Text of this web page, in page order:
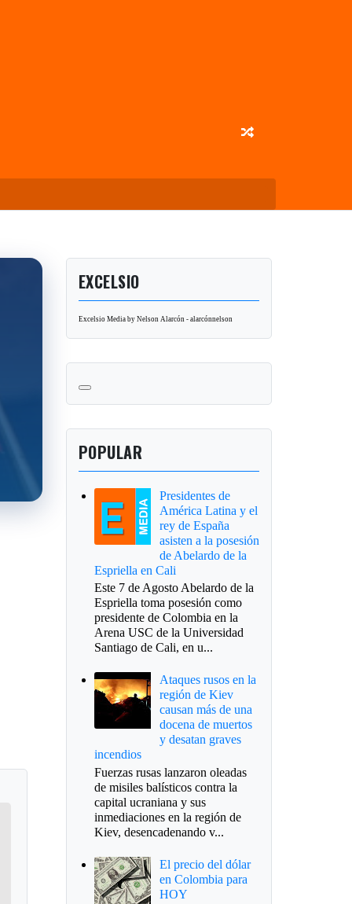
EXCELSIO
Excelsio Media by Nelson Alarcón - alarcónnelson
POPULAR
Presidentes de
América Latina y el
rey de España
asisten a la posesión
de Abelardo de la
Espriella en Cali
Este 7 de Agosto Abelardo de la
Espriella toma posesión como
presidente de Colombia en la
Arena USC de la Universidad
Santiago de Cali, en u...
Ataques rusos en la
región de Kiev
causan más de una
docena de muertos
y desatan graves
incendios
Fuerzas rusas lanzaron oleadas
de misiles balísticos contra la
capital ucraniana y sus
inmediaciones en la región de
Kiev, desencadenando v...
El precio del dólar
en Colombia para
HOY